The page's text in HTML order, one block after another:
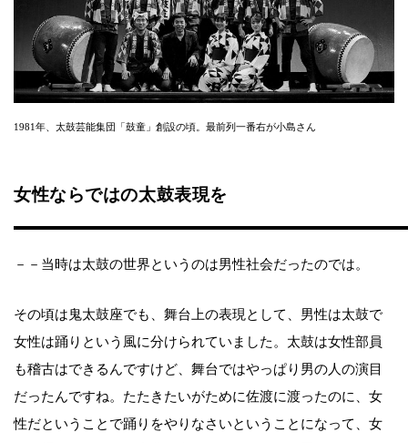
1981年、太鼓芸能集団「鼓童」創設の頃。最前列一番右が小島さん
女性ならではの太鼓表現を
－－当時は太鼓の世界というのは男性社会だったのでは。
その頃は鬼太鼓座でも、舞台上の表現として、男性は太鼓で
女性は踊りという風に分けられていました。太鼓は女性部員
も稽古はできるんですけど、舞台ではやっぱり男の人の演目
だったんですね。たたきたいがために佐渡に渡ったのに、女
性だということで踊りをやりなさいということになって、女